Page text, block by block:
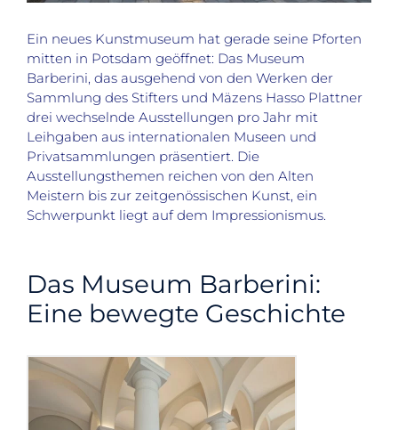
Ein neues Kunstmuseum hat gerade seine Pforten
mitten in Potsdam geöffnet: Das Museum
Barberini, das ausgehend von den Werken der
Sammlung des Stifters und Mäzens Hasso Plattner
drei wechselnde Ausstellungen pro Jahr mit
Leihgaben aus internationalen Museen und
Privatsammlungen präsentiert. Die
Ausstellungsthemen reichen von den Alten
Meistern bis zur zeitgenössischen Kunst, ein
Schwerpunkt liegt auf dem Impressionismus.
Das Museum Barberini:
Eine bewegte Geschichte